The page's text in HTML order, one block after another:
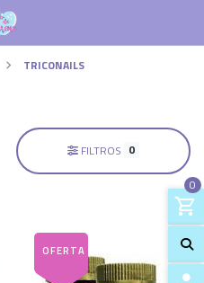
0
TRICONAILS
FILTROS 0